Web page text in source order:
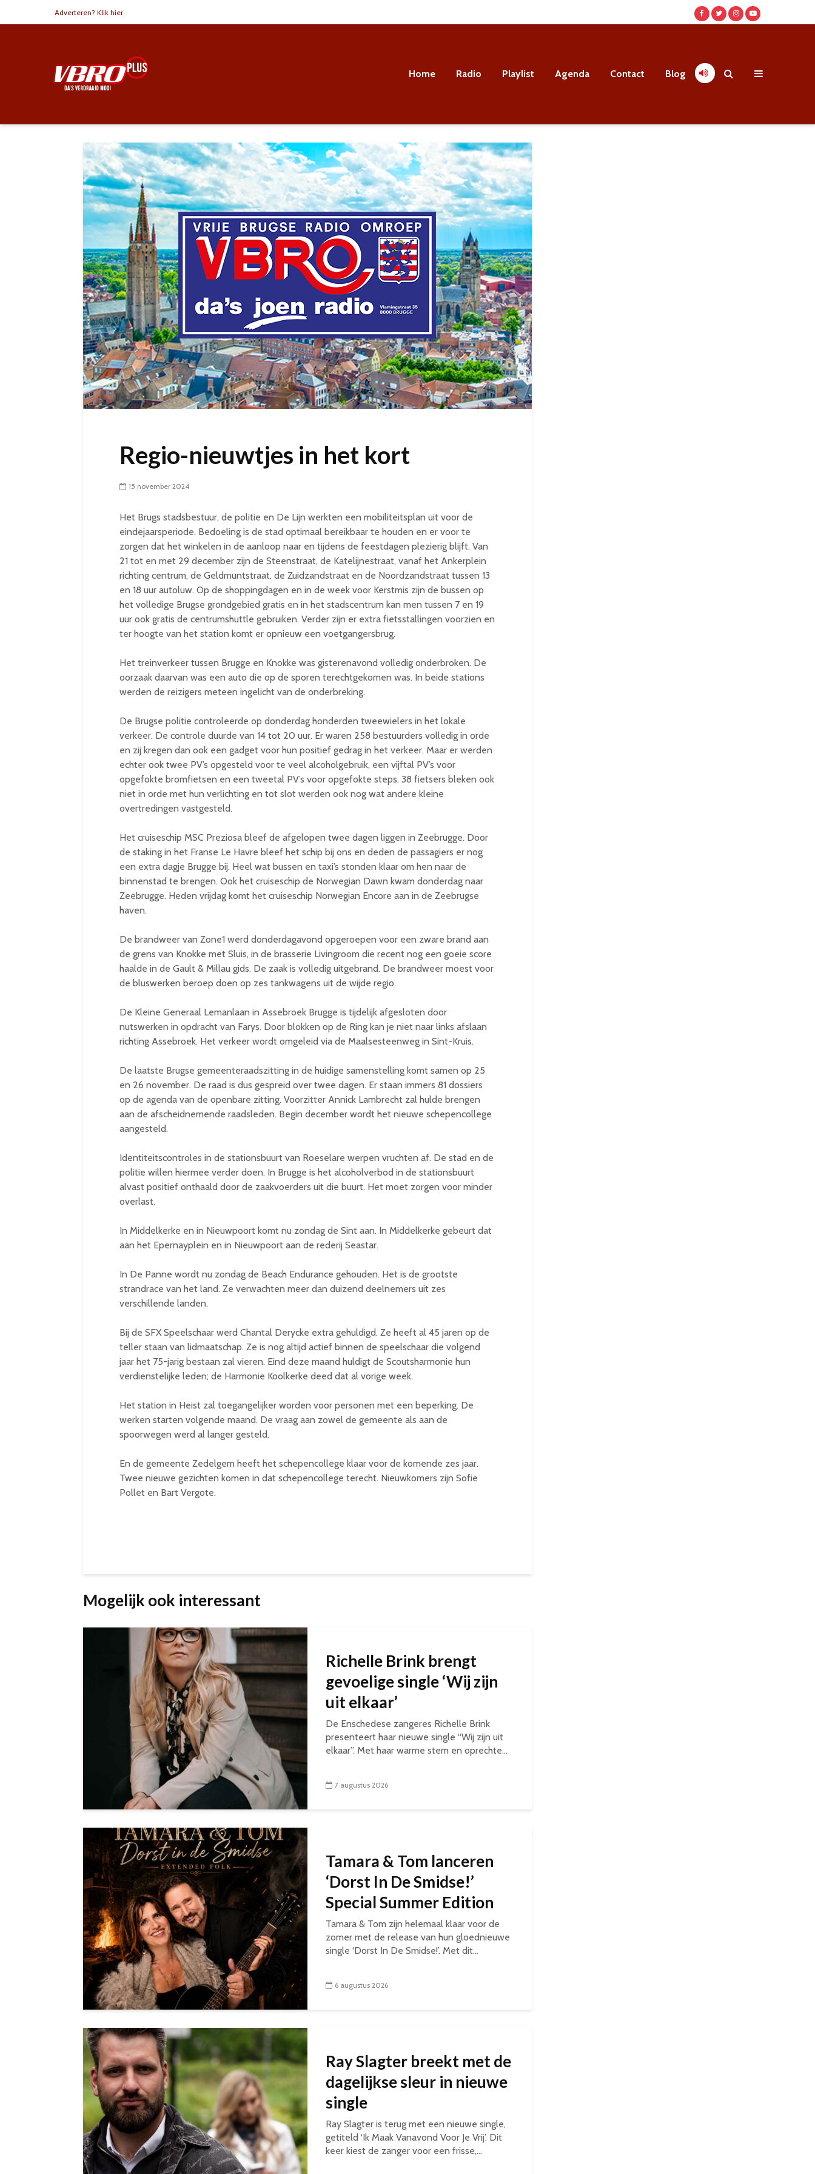
Adverteren? Klik hier
Home Radio Playlist Agenda Contact Blog
Regio-nieuwtjes in het kort
15 november 2024
Het Brugs stadsbestuur, de politie en De Lijn werkten een mobiliteitsplan uit voor de
eindejaarsperiode. Bedoeling is de stad optimaal bereikbaar te houden en er voor te
zorgen dat het winkelen in de aanloop naar en tijdens de feestdagen plezierig blijft. Van
21 tot en met 29 december zijn de Steenstraat, de Katelijnestraat, vanaf het Ankerplein
richting centrum, de Geldmuntstraat, de Zuidzandstraat en de Noordzandstraat tussen 13
en 18 uur autoluw. Op de shoppingdagen en in de week voor Kerstmis zijn de bussen op
het volledige Brugse grondgebied gratis en in het stadscentrum kan men tussen 7 en 19
uur ook gratis de centrumshuttle gebruiken. Verder zijn er extra fietsstallingen voorzien en
ter hoogte van het station komt er opnieuw een voetgangersbrug.
Het treinverkeer tussen Brugge en Knokke was gisterenavond volledig onderbroken. De
oorzaak daarvan was een auto die op de sporen terechtgekomen was. In beide stations
werden de reizigers meteen ingelicht van de onderbreking.
De Brugse politie controleerde op donderdag honderden tweewielers in het lokale
verkeer. De controle duurde van 14 tot 20 uur. Er waren 258 bestuurders volledig in orde
en zij kregen dan ook een gadget voor hun positief gedrag in het verkeer. Maar er werden
echter ook twee PV’s opgesteld voor te veel alcoholgebruik, een vijftal PV’s voor
opgefokte bromfietsen en een tweetal PV’s voor opgefokte steps. 38 fietsers bleken ook
niet in orde met hun verlichting en tot slot werden ook nog wat andere kleine
overtredingen vastgesteld.
Het cruiseschip MSC Preziosa bleef de afgelopen twee dagen liggen in Zeebrugge. Door
de staking in het Franse Le Havre bleef het schip bij ons en deden de passagiers er nog
een extra dagje Brugge bij. Heel wat bussen en taxi’s stonden klaar om hen naar de
binnenstad te brengen. Ook het cruiseschip de Norwegian Dawn kwam donderdag naar
Zeebrugge. Heden vrijdag komt het cruiseschip Norwegian Encore aan in de Zeebrugse
haven.
De brandweer van Zone1 werd donderdagavond opgeroepen voor een zware brand aan
de grens van Knokke met Sluis, in de brasserie Livingroom die recent nog een goeie score
haalde in de Gault & Millau gids. De zaak is volledig uitgebrand. De brandweer moest voor
de bluswerken beroep doen op zes tankwagens uit de wijde regio.
De Kleine Generaal Lemanlaan in Assebroek Brugge is tijdelijk afgesloten door
nutswerken in opdracht van Farys. Door blokken op de Ring kan je niet naar links afslaan
richting Assebroek. Het verkeer wordt omgeleid via de Maalsesteenweg in Sint-Kruis.
De laatste Brugse gemeenteraadszitting in de huidige samenstelling komt samen op 25
en 26 november. De raad is dus gespreid over twee dagen. Er staan immers 81 dossiers
op de agenda van de openbare zitting. Voorzitter Annick Lambrecht zal hulde brengen
aan de afscheidnemende raadsleden. Begin december wordt het nieuwe schepencollege
aangesteld.
Identiteitscontroles in de stationsbuurt van Roeselare werpen vruchten af. De stad en de
politie willen hiermee verder doen. In Brugge is het alcoholverbod in de stationsbuurt
alvast positief onthaald door de zaakvoerders uit die buurt. Het moet zorgen voor minder
overlast.
In Middelkerke en in Nieuwpoort komt nu zondag de Sint aan. In Middelkerke gebeurt dat
aan het Epernayplein en in Nieuwpoort aan de rederij Seastar.
In De Panne wordt nu zondag de Beach Endurance gehouden. Het is de grootste
strandrace van het land. Ze verwachten meer dan duizend deelnemers uit zes
verschillende landen.
Bij de SFX Speelschaar werd Chantal Derycke extra gehuldigd. Ze heeft al 45 jaren op de
teller staan van lidmaatschap. Ze is nog altijd actief binnen de speelschaar die volgend
jaar het 75-jarig bestaan zal vieren. Eind deze maand huldigt de Scoutsharmonie hun
verdienstelijke leden; de Harmonie Koolkerke deed dat al vorige week.
Het station in Heist zal toegangelijker worden voor personen met een beperking. De
werken starten volgende maand. De vraag aan zowel de gemeente als aan de
spoorwegen werd al langer gesteld.
En de gemeente Zedelgem heeft het schepencollege klaar voor de komende zes jaar.
Twee nieuwe gezichten komen in dat schepencollege terecht. Nieuwkomers zijn Sofie
Pollet en Bart Vergote.
Mogelijk ook interessant
Richelle Brink brengt
gevoelige single ‘Wij zijn
uit elkaar’
De Enschedese zangeres Richelle Brink
presenteert haar nieuwe single “Wij zijn uit
elkaar”. Met haar warme stem en oprechte...
7 augustus 2026
Tamara & Tom lanceren
‘Dorst In De Smidse!’
Special Summer Edition
Tamara & Tom zijn helemaal klaar voor de
zomer met de release van hun gloednieuwe
single ‘Dorst In De Smidse!’. Met dit...
6 augustus 2026
Ray Slagter breekt met de
dagelijkse sleur in nieuwe
single
Ray Slagter is terug met een nieuwe single,
getiteld ‘Ik Maak Vanavond Voor Je Vrij’. Dit
keer kiest de zanger voor een frisse,...